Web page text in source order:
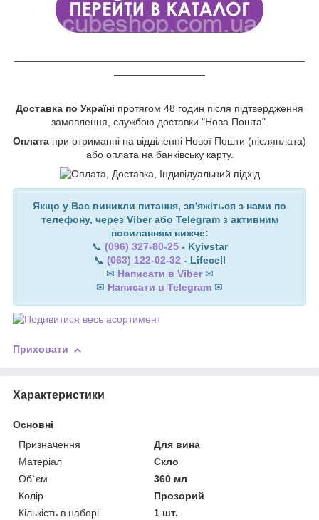
Доставка по Україні протягом 48 годин після підтвердження
замовлення, службою доставки "Нова Пошта".
Оплата при отриманні на відділенні Нової Пошти (післяплата)
або оплата на банківську карту.
Якщо у Вас виникли питання, зв'яжіться з нами по
телефону, через Viber або Telegram з активним
посиланням нижче:
📞 (096) 327-80-25- Kyivstar
📞 (063) 122-02-32- Lifecell
✉ Написати в Viber ✉
✉ Написати в Telegram ✉
Приховати
Характеристики
Основні
Призначення
Для вина
Матеріал
Скло
Об`єм
360 мл
Колір
Прозорий
Кількість в наборі
1 шт.